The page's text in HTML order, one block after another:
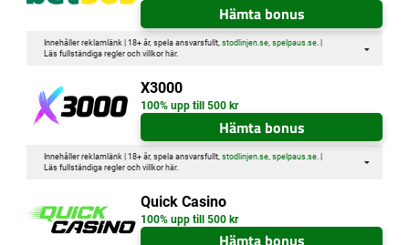
Hämta bonus
Innehåller reklamlänk | 18+ år, spela ansvarsfullt, stodlinjen.se, spelpaus.se. |
Läs fullständiga regler och villkor här.
X3000
100% upp till 500 kr
Hämta bonus
Innehåller reklamlänk | 18+ år, spela ansvarsfullt, stodlinjen.se, spelpaus.se. |
Läs fullständiga regler och villkor här.
Quick Casino
100% upp till 500 kr